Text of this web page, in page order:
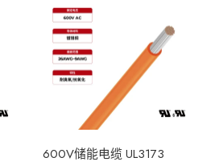
600V储能电缆 UL3173